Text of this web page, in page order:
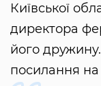
Київської
директора
його
посилання на